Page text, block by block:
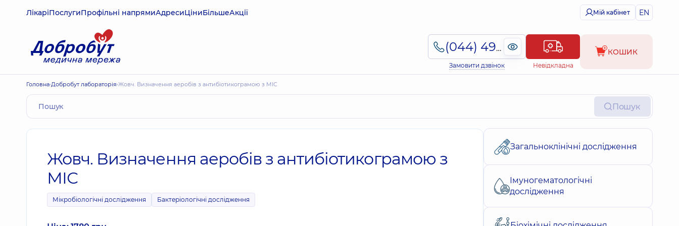
ЛікаріПослугиПрофільні напрямиАдресиЦіниБільшеАкції Мій кабінет EN
(044) 495-2-888
Замовити дзвінок Невідкладна
КОШИК
Головна Добробут лабораторія Жовч. Визначення аеробів з антибіотикограмою з МІС
Пошук
Жовч. Визначення аеробів з антибіотикограмою з
МІС
Мікробіологічні дослідження Бактеріологічні дослідження
Загальноклінічні дослідження
Імуногематологічні
дослідження